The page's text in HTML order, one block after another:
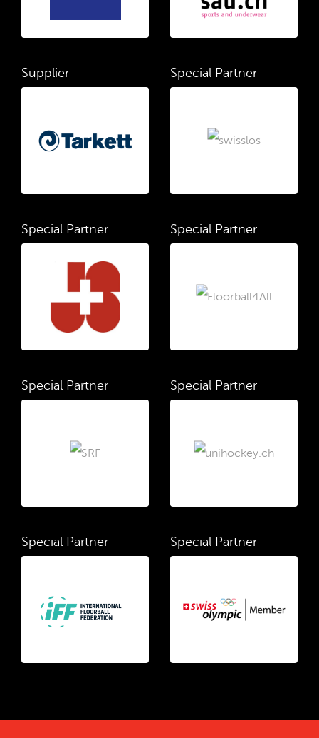
Supplier Special Partner
Special Partner Special Partner
Special Partner Special Partner
Special Partner Special Partner